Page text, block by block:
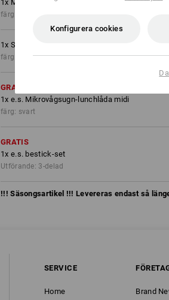
1x Midjebyxa e.s.motion 2020
färg: svart/varselgul/varselorange, Storlek: C38
1x Shorts e.s.motion 2020
färg: svart/varselgul/varselorange, Storlek: C38
GRATIS
1x e.s. Mikrovågsugn-lunchlåda midi
färg: svart
GRATIS
1x e.s. bestick-set
Utförande: 3-delad
!!! Säsongsartikel !!! Levereras endast så
SERVICE
Home Brand
Konfigurera cookies